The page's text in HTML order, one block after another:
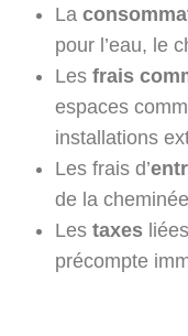
La
pour l’eau, le
Les frais
espaces
installations
Les frais d’
de la
Les taxes
précompte